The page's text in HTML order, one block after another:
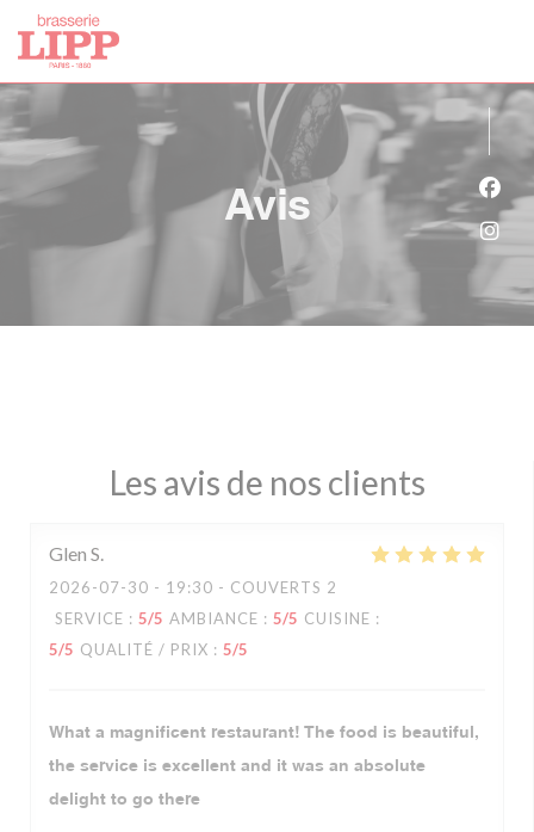
Personnalisation de vos choix en matière de cookies
Avis
Les avis de nos clients
Glen S
2026-07-30 - 19:30 - COUVERTS 2
SERVICE : 5/5 AMBIANCE : 5/5 CUISINE :
5/5 QUALITÉ / PRIX : 5/5
What a magnificent restaurant! The food is beautiful,
the service is excellent and it was an absolute
delight to go there